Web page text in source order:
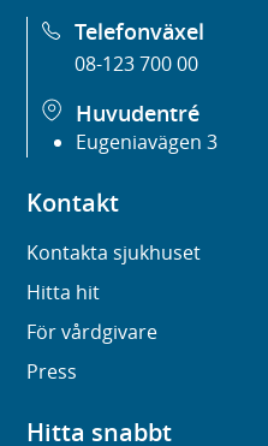
Telefonväxel
08-123 700 00
Huvudentré
Eugeniavägen 3
Kontakt
Kontakta sjukhuset
Hitta hit
För vårdgivare
Press
Hitta snabbt